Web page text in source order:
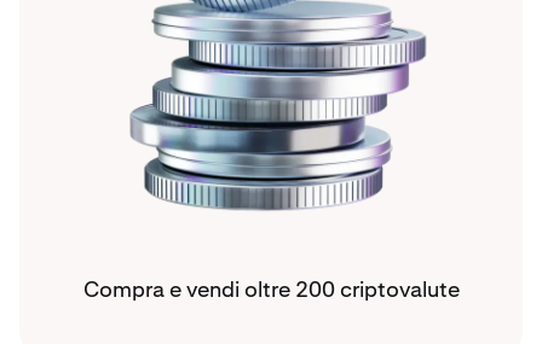
Compra e vendi oltre 200 criptovalute